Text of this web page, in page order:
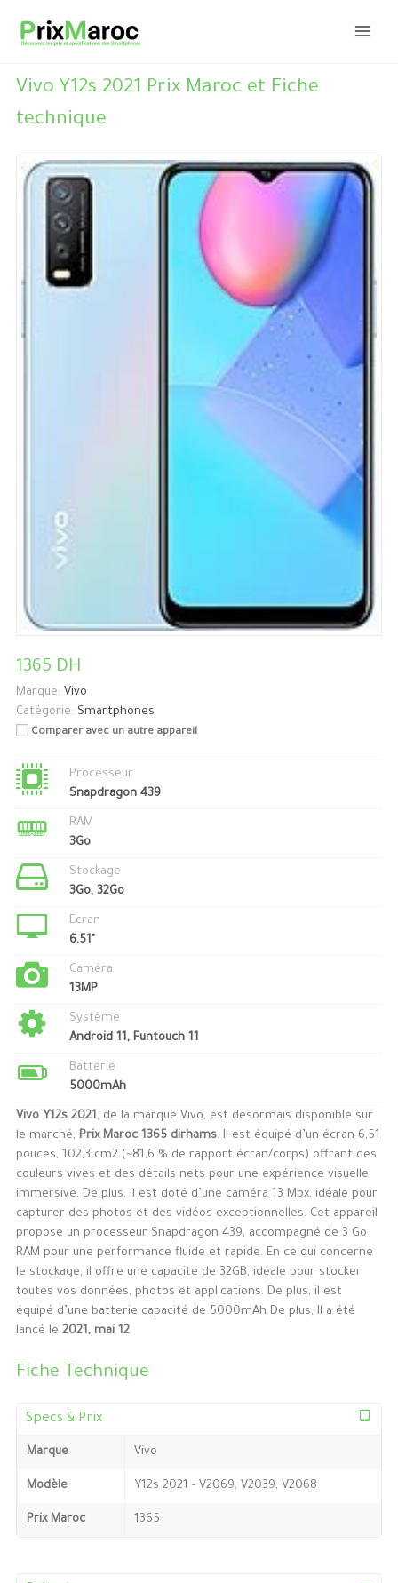
Vivo Y12s 2021 Prix Maroc et Fiche
technique
1365 DH
Marque: Vivo
Catégorie: Smartphones
Comparer avec un autre appareil
Processeur
Snapdragon 439
RAM
3Go
Stockage
3Go, 32Go
Ecran
6.51"
Caméra
13MP
Système
Android 11, Funtouch 11
Batterie
5000mAh
Vivo Y12s 2021, de la marque Vivo, est désormais disponible sur
le marché, Prix Maroc 1365 dirhams. Il est équipé d’un écran 6,51
pouces, 102,3 cm2 (~81,6 % de rapport écran/corps) offrant des
couleurs vives et des détails nets pour une expérience visuelle
immersive. De plus, il est doté d’une caméra 13 Mpx, idéale pour
capturer des photos et des vidéos exceptionnelles. Cet appareil
propose un processeur Snapdragon 439, accompagné de 3 Go
RAM pour une performance fluide et rapide. En ce qui concerne
le stockage, il offre une capacité de 32GB, idéale pour stocker
toutes vos données, photos et applications. De plus, il est
équipé d’une batterie capacité de 5000mAh De plus, Il a été
lancé le 2021, mai 12
Fiche Technique
Specs & Prix
Marque Vivo
Modèle Y12s 2021 - V2069, V2039, V2068
Prix Maroc 1365